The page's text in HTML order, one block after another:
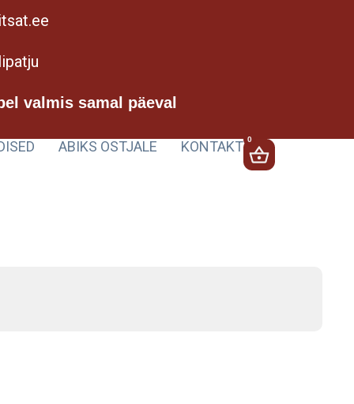
valmis samal päeval
ABIKS OSTJALE KONTAKT 0